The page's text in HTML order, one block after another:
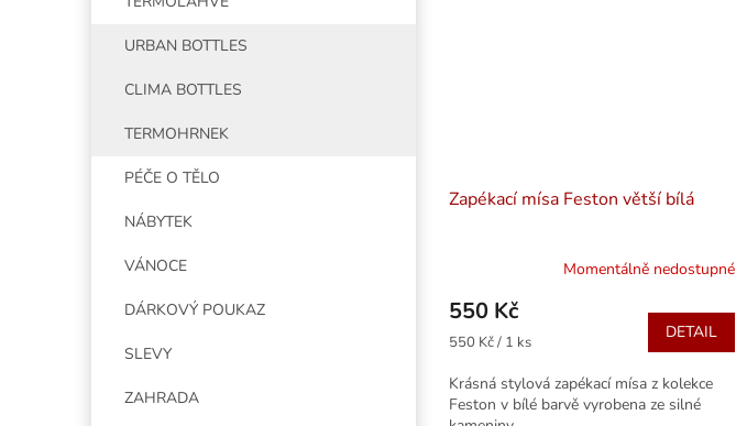
URBAN BOTTLES
CLIMA BOTTLES
TERMOHRNEK
PÉČE O TĚLO
NÁBYTEK
VÁNOCE
DÁRKOVÝ POUKAZ
SLEVY
ZAHRADA
Zapékací mísa Feston větší bílá
Momentálně nedostupné
550 Kč
Měrná
550 Kč / 1 ks DETAIL
Krásná stylová zapékací mísa z kolekce
Feston v bílé barvě vyrobena ze silné